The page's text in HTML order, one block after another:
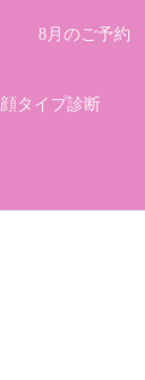
8月のご予約
顔タイプ診断